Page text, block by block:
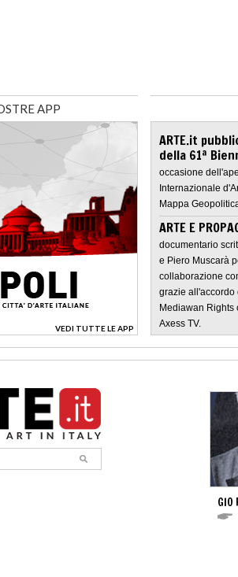
APP
VEDI TUTTE LE APP
>
ARTE.it
della 61ª
occasione
Internazionale
Mappa
ARTE E
documentario
e Piero Muscarà
collaborazione
grazie all'accordo
Mediawan Rights
Axess TV.
GIO